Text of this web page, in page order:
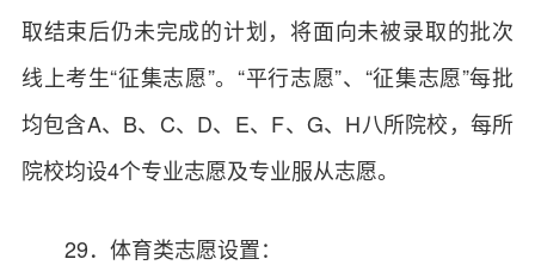
取结束后仍未完成的计划，将面向未被录取的批次
线上考生“征集志愿”。“平行志愿”、“征集志愿”每批
均包含A、B、C、D、E、F、G、H八所院校，每所
院校均设4个专业志愿及专业服从志愿。
29．体育类志愿设置：